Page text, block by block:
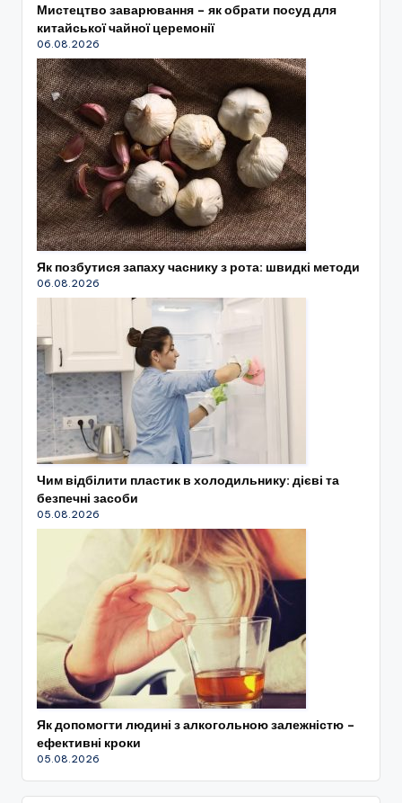
Мистецтво заварювання – як обрати посуд для
китайської чайної церемонії
06.08.2026
Як позбутися запаху часнику з рота: швидкі методи
06.08.2026
Чим відбілити пластик в холодильнику: дієві та
безпечні засоби
05.08.2026
Як допомогти людині з алкогольною залежністю –
ефективні кроки
05.08.2026